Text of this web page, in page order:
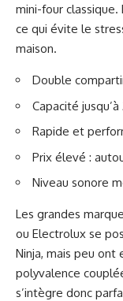
mini-four
ce qui évite le
maison.
Double
Capacité
Rapide et
Prix élevé :
Niveau sonore
Les grandes
ou Electrolux se
Ninja, mais peu ont
polyvalence
s’intègre donc